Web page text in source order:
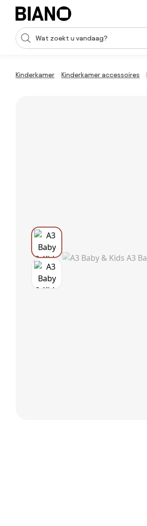
Navigatie overslaan, naar inhoud springen
Zoekopdracht invoeren
Kinderkamer Kinderkamer accessoires